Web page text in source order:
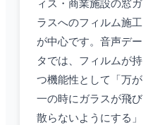
ィス・商業施設の窓ガ
ラスへのフィルム施工
が中心です。音声デー
タでは、フィルムが持
つ機能性として「万が
一の時にガラスが飛び
散らないようにする」